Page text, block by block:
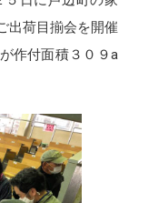
出荷目揃会を開催
作付面積３０９a